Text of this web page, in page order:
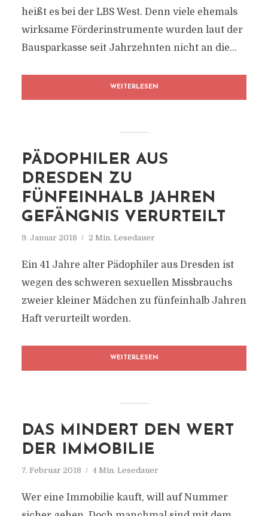
heißt es bei der LBS West. Denn viele ehemals
wirksame Förderinstrumente wurden laut der
Bausparkasse seit Jahrzehnten nicht an die...
WEITERLESEN
PÄDOPHILER AUS
DRESDEN ZU
FÜNFEINHALB JAHREN
GEFÄNGNIS VERURTEILT
9. Januar 2018 2 Min. Lesedauer
Ein 41 Jahre alter Pädophiler aus Dresden ist
wegen des schweren sexuellen Missbrauchs
zweier kleiner Mädchen zu fünfeinhalb Jahren
Haft verurteilt worden.
WEITERLESEN
DAS MINDERT DEN WERT
DER IMMOBILIE
7. Februar 2018 4 Min. Lesedauer
Wer eine Immobilie kauft, will auf Nummer